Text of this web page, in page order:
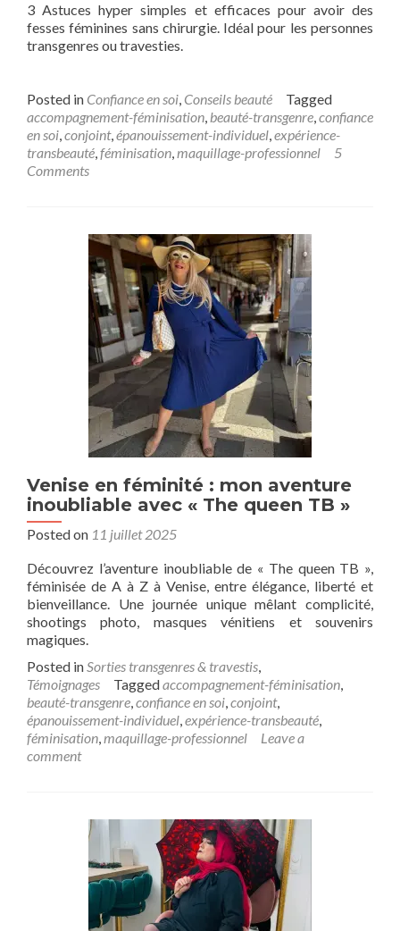
3 Astuces hyper simples et efficaces pour avoir des
fesses féminines sans chirurgie. Idéal pour les personnes
transgenres ou travesties.
Posted in Confiance en soi, Conseils beauté
Tagged
accompagnement-féminisation, beauté-transgenre,confiance
en soi,conjoint,épanouissement-individuel,expérience-
transbeauté,féminisation,maquillage-professionnel
5
Comments
Venise en féminité : mon aventure
inoubliable avec « The queen TB »
Posted on 11 juillet 2025
Découvrez l’aventure inoubliable de « The queen TB »,
féminisée de A à Z à Venise, entre élégance, liberté et
bienveillance. Une journée unique mêlant complicité,
shootings photo, masques vénitiens et souvenirs
magiques.
Posted inSorties transgenres & travestis,
Témoignages
Taggedaccompagnement-féminisation,
beauté-transgenre,confiance en soi,conjoint,
épanouissement-individuel,expérience-transbeauté,
féminisation,maquillage-professionnel
Leave a
comment